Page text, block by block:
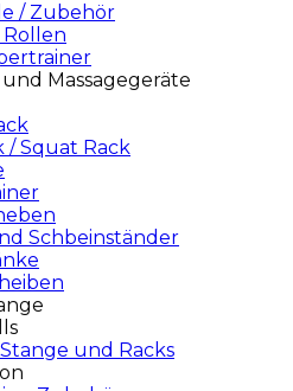
/ Zubehör
Rollen
Massagegeräte
/ Squat Rack
Schbeinständer
und Racks